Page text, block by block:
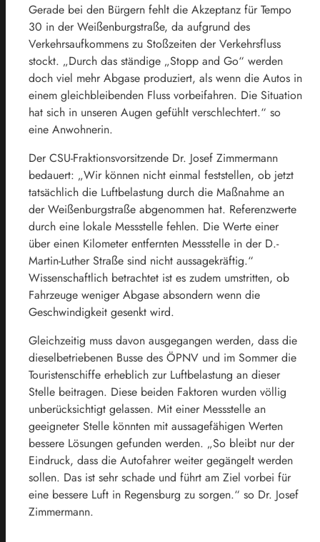
Gerade bei den Bürgern fehlt die Akzeptanz für Tempo
30 in der Weißenburgstraße, da aufgrund des
Verkehrsaufkommens zu Stoßzeiten der Verkehrsfluss
stockt. „Durch das ständige „Stopp and Go“ werden
doch viel mehr Abgase produziert, als wenn die Autos in
einem gleichbleibenden Fluss vorbeifahren. Die Situation
hat sich in unseren Augen gefühlt verschlechtert.“ so
eine Anwohnerin.
Der CSU-Fraktionsvorsitzende Dr. Josef Zimmermann
bedauert: „Wir können nicht einmal feststellen, ob jetzt
tatsächlich die Luftbelastung durch die Maßnahme an
der Weißenburgstraße abgenommen hat. Referenzwerte
durch eine lokale Messstelle fehlen. Die Werte einer
über einen Kilometer entfernten Messstelle in der D.-
Martin-Luther Straße sind nicht aussagekräftig.“
Wissenschaftlich betrachtet ist es zudem umstritten, ob
Fahrzeuge weniger Abgase absondern wenn die
Geschwindigkeit gesenkt wird.
Gleichzeitig muss davon ausgegangen werden, dass die
dieselbetriebenen Busse des ÖPNV und im Sommer die
Touristenschiffe erheblich zur Luftbelastung an dieser
Stelle beitragen. Diese beiden Faktoren wurden völlig
unberücksichtigt gelassen. Mit einer Messstelle an
geeigneter Stelle könnten mit aussagefähigen Werten
bessere Lösungen gefunden werden. „So bleibt nur der
Eindruck, dass die Autofahrer weiter gegängelt werden
sollen. Das ist sehr schade und führt am Ziel vorbei für
eine bessere Luft in Regensburg zu sorgen.“ so Dr. Josef
Zimmermann.